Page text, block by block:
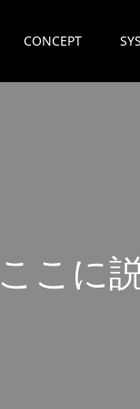
CONCEPT
こ こ に